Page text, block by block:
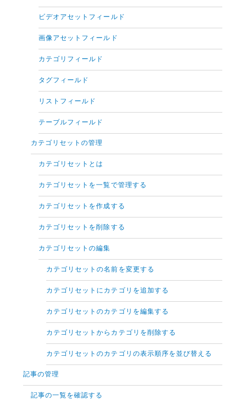
ビデオアセットフィールド
画像アセットフィールド
カテゴリフィールド
タグフィールド
リストフィールド
テーブルフィールド
カテゴリセットの管理
カテゴリセットとは
カテゴリセットを一覧で管理する
カテゴリセットを作成する
カテゴリセットを削除する
カテゴリセットの編集
カテゴリセットの名前を変更する
カテゴリセットにカテゴリを追加する
カテゴリセットのカテゴリを編集する
カテゴリセットからカテゴリを削除する
カテゴリセットのカテゴリの表示順序を並び替える
記事の管理
記事の一覧を確認する